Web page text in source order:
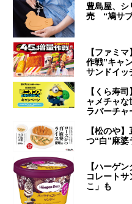
豊島屋、シ
売 “鳩サブ
【ファミ
作戦”キャ
サンドイ
【くら寿
ャメチャ
ラバーチャ
【松のや
つ“白”麻
【ハーゲ
コレート
こ」も